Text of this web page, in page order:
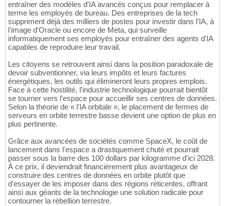
entraîner des modèles d'IA avancés conçus pour remplacer à
terme les employés de bureau. Des entreprises de la tech
suppriment déjà des milliers de postes pour investir dans l'IA, à
l'image d'Oracle ou encore de Meta, qui surveille
informatiquement ses employés pour entraîner des agents d'IA
capables de reproduire leur travail.
Les citoyens se retrouvent ainsi dans la position paradoxale de
devoir subventionner, via leurs impôts et leurs factures
énergétiques, les outils qui élimineront leurs propres emplois.
Face à cette hostilité, l'industrie technologique pourrait bientôt
se tourner vers l'espace pour accueillir ses centres de données.
Selon la théorie de « l'IA orbitale », le placement de fermes de
serveurs en orbite terrestre basse devient une option de plus en
plus pertinente.
Grâce aux avancées de sociétés comme SpaceX, le coût de
lancement dans l'espace a drastiquement chuté et pourrait
passer sous la barre des 100 dollars par kilogramme d'ici 2028.
À ce prix, il deviendrait financièrement plus avantageux de
construire des centres de données en orbite plutôt que
d'essayer de les imposer dans des régions réticentes, offrant
ainsi aux géants de la technologie une solution radicale pour
contourner la rébellion terrestre.